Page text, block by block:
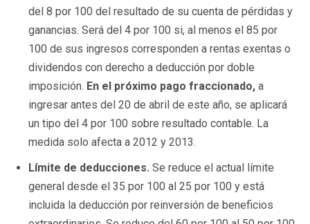
del 8 por 100 del resultado de su cuenta de pérdidas y
ganancias. Será del 4 por 100 si, al menos el 85 por
100 de sus ingresos corresponden a rentas exentas o
dividendos con derecho a deducción por doble
imposición. En el próximo pago fraccionado, a
ingresar antes del 20 de abril de este año, se aplicará
un tipo del 4 por 100 sobre resultado contable. La
medida solo afecta a 2012 y 2013.
Límite de deducciones. Se reduce el actual límite
general desde el 35 por 100 al 25 por 100 y está
incluida la deducción por reinversión de beneficios